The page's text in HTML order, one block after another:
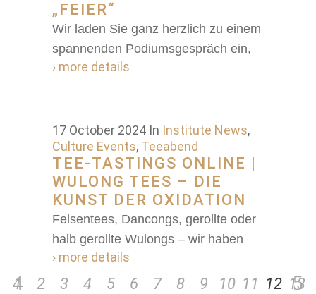
„FEIER“
Wir laden Sie ganz herzlich zu einem
spannenden Podiumsgespräch ein,
› more details
17 October 2024 In Institute News,
Culture Events, Teeabend
TEE-TASTINGS ONLINE |
WULONG TEES – DIE
KUNST DER OXIDATION
Felsentees, Dancongs, gerollte oder
halb gerollte Wulongs – wir haben
› more details
1 2 3 4 5 6 7 8 9 10 11 12 13